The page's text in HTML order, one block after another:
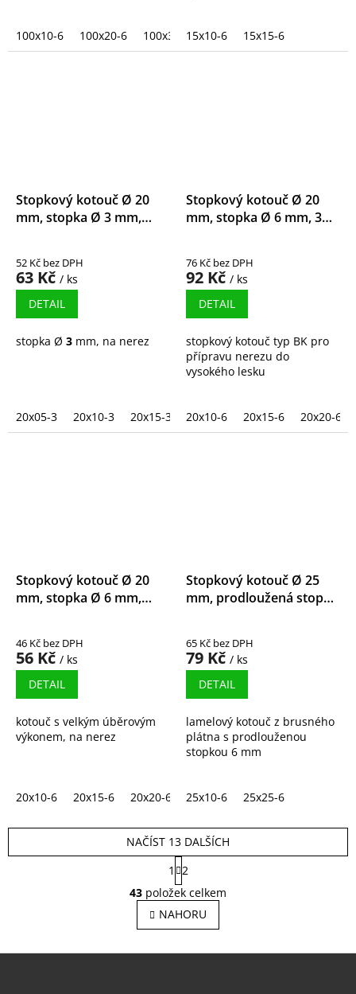
100x10-6 100x20-6 100x30-615x10-6 15x15-6
Stopkový kotouč Ø 20
mm, stopka Ø 3 mm,
52 Kč bez DPH
63 Kč / ks
DETAIL
stopka Ø 3 mm, na nerez
20x05-3 20x10-3 20x15-3 20x20-3
Stopkový kotouč Ø 20
mm, stopka Ø 6 mm, 3M
76 Kč bez DPH
92 Kč / ks
DETAIL
stopkový kotouč typ BK pro
přípravu nerezu do
vysokého lesku
20x10-6 20x15-6 20x20-6
Stopkový kotouč Ø 20
mm, stopka Ø 6 mm,
46 Kč bez DPH
56 Kč / ks
DETAIL
kotouč s velkým úběrovým
výkonem, na nerez
20x10-6 20x15-6 20x20-6
Stopkový kotouč Ø 25
mm, prodloužená stopka
65 Kč bez DPH
79 Kč / ks
DETAIL
lamelový kotouč z brusného
plátna s prodlouženou
stopkou 6 mm
25x10-6 25x25-6
O
v
l
á
a
NAČÍST 13 DALŠÍCH
S
t
r
á
n
k
v
1
2
43 položek celkem
NAHORU
Z